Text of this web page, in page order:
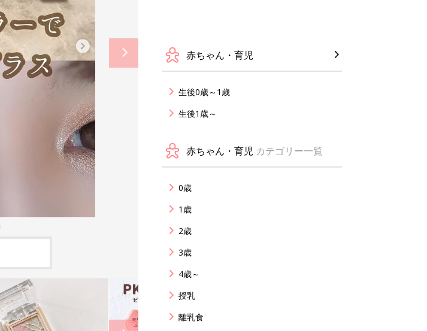
赤ちゃん・育児
生後0歳～1歳
生後1歳～
赤ちゃん・育児 カテゴリー一覧
0歳
1歳
2歳
3歳
4歳～
授乳
離乳食